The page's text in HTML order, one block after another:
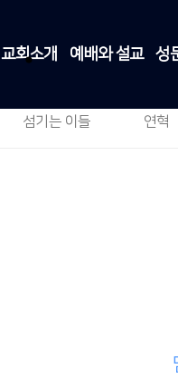
교회소개 예배와 설교 성
섬기는 이들 연혁